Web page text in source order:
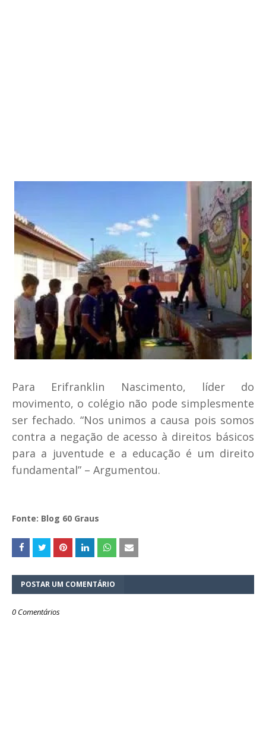
Para Erifranklin Nascimento, líder do
movimento, o colégio não pode simplesmente
ser fechado. “Nos unimos a causa pois somos
contra a negação de acesso à direitos básicos
para a juventude e a educação é um direito
fundamental” – Argumentou.
Fonte: Blog 60 Graus
POSTAR UM COMENTÁRIO
0 Comentários